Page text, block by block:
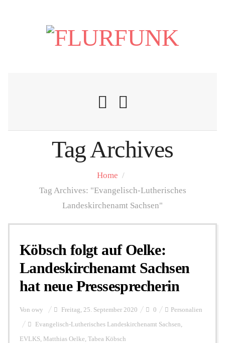
Nachrichten
Flurschelte
Personalien
Hintergrund
FUNKTURM-Beiträge
Podcast
Tag Archives
Home /
Tag Archives: "Evangelisch-Lutherisches
Landeskirchenamt Sachsen"
Köbsch folgt auf Oelke:
Landeskirchenamt Sachsen
hat neue Pressesprecherin
Von owy Freitag, 25. September 2020 0 Personalien
Evangelisch-Lutherisches Landeskirchenamt Sachsen,
EVLKS, Matthias Oelke, Tabea Köbsch